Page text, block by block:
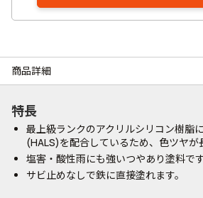
商品詳細
特長
最上級ランクのアクリルシリコン樹脂
(HALS)を配合しているため、色ツヤが
塩害・酸性雨にも強いつやあり塗料です
サビ止めなしで鉄に直接塗れます。